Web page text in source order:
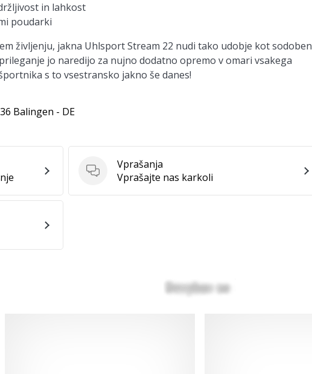
in lahkost
poudarki
življenju, jakna Uhlsport Stream 22 nudi tako udobje kot sodoben
jo naredijo za nujno dodatno opremo v omari vsakega
s to vsestransko jakno še danes!
Balingen - DE
Vprašanja
Vprašanja
Vprašajte nas karkoli